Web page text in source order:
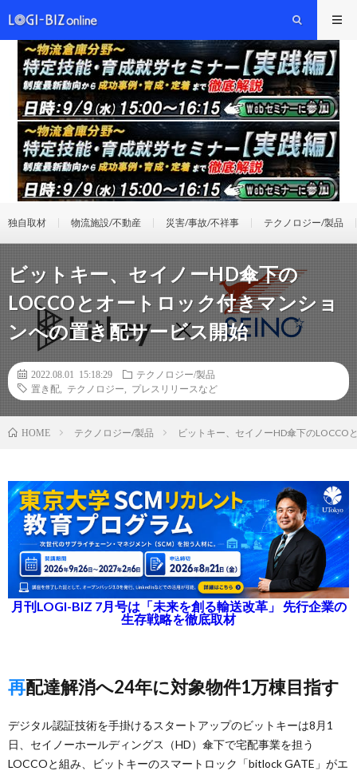
独自取材 物流施設/不動産 災害/事故/不祥事 テクノロジー/製品
ビットキー、セイノーHD傘下の
LOCCOとオートロック付きマンショ
ンへの置き配サービス開始
2022.08.01 15:18:29
テクノロジー/製品
置き配
テクノロジー プレスリリースなど
HOME テクノロジー/製品 ビットキー、セイノーHD傘下のLOCCO
月刊LOGI-BIZ 7月号は「未来を創る輸送改革」 先行企業の
生存戦略を徹底取材
再配達解消へ24年に対象物件1万棟目指す
デジタル認証技術を手掛けるスタートアップのビットキーは8月1
日、セイノーホールディングス（HD）傘下で宅配事業を担う
LOCCOと組み、ビットキーのスマートロック「bitlock GATE」がエ